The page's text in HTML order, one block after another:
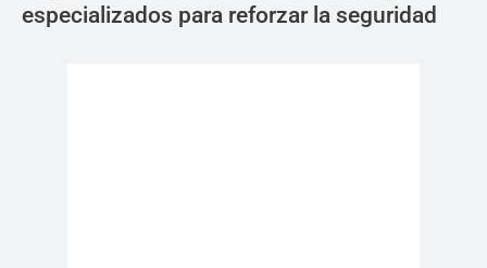
especializados para reforzar la seguridad